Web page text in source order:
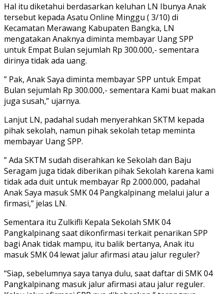
Hal itu diketahui berdasarkan keluhan LN Ibunya Anak
tersebut kepada Asatu Online Minggu ( 3/10) di
Kecamatan Merawang Kabupaten Bangka, LN
mengatakan Anaknya diminta membayar Uang SPP
untuk Empat Bulan sejumlah Rp 300.000,- sementara
dirinya tidak ada uang.
” Pak, Anak Saya diminta membayar SPP untuk Empat
Bulan sejumlah Rp 300.000,- sementara Kami buat makan
juga susah,” ujarnya.
Lanjut LN, padahal sudah menyerahkan SKTM kepada
pihak sekolah, namun pihak sekolah tetap meminta
membayar Uang SPP.
” Ada SKTM sudah diserahkan ke Sekolah dan Baju
Seragam juga tidak diberikan pihak Sekolah karena kami
tidak ada duit untuk membayar Rp 2.000.000, padahal
Anak Saya masuk SMK 04 Pangkalpinang melalui jalur a
firmasi,” jelas LN.
Sementara itu Zulkifli Kepala Sekolah SMK 04
Pangkalpinang saat dikonfirmasi terkait penarikan SPP
bagi Anak tidak mampu, itu balik bertanya, Anak itu
masuk SMK 04 lewat jalur afirmasi atau jalur reguler?
“Siap, sebelumnya saya tanya dulu, saat daftar di SMK 04
Pangkalpinang masuk jalur afirmasi atau jalur reguler.